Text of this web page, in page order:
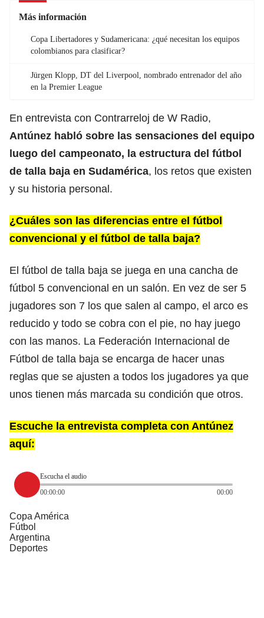
Más información
Copa Libertadores y Sudamericana: ¿qué necesitan los equipos
colombianos para clasificar?
Jürgen Klopp, DT del Liverpool, nombrado entrenador del año
en la Premier League
En entrevista con Contrarreloj de W Radio,
Antúnez habló sobre las sensaciones del equipo
luego del campeonato, la estructura del fútbol
de talla baja en Sudamérica, los retos que existen
y su historia personal.
¿Cuáles son las diferencias entre el fútbol
convencional y el fútbol de talla baja?
El fútbol de talla baja se juega en una cancha de
fútbol 5 convencional en un salón. En vez de ser 5
jugadores son 7 los que salen al campo, el arco es
reducido y todo se cobra con el pie, no hay juego
con las manos. La Federación Internacional de
Fútbol de talla baja se encarga de hacer unas
reglas que se ajusten a todos los jugadores ya que
unos tienen más marcada su condición que otros.
Escuche la entrevista completa con Antúnez
aquí:
Escucha el audio
00:00:00
00:00
Copa América
Fútbol
Argentina
Deportes